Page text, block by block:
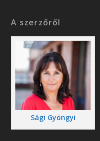
A szerzőről
Sági Gyöngyi